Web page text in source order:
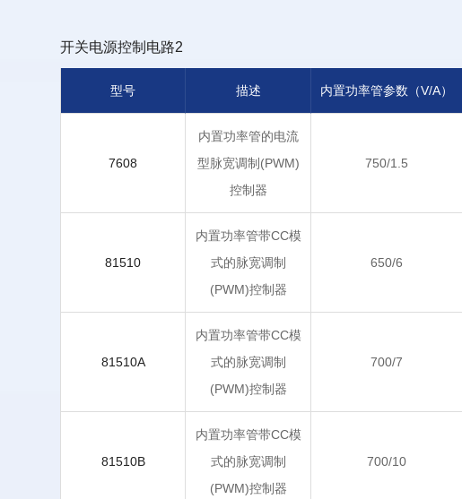
开关电源控制电路2
型号 描述 内置功率管参数（V/A）
7608
内置功率管的电流
型脉宽调制(PWM)
控制器
750/1.5
81510
内置功率管带CC模
式的脉宽调制
(PWM)控制器
650/6
81510A
内置功率管带CC模
式的脉宽调制
(PWM)控制器
700/7
81510B
内置功率管带CC模
式的脉宽调制
(PWM)控制器
700/10